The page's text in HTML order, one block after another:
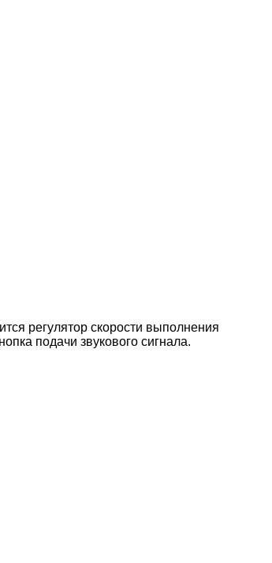
регулятор скорости выполнения
подачи звукового сигнала.